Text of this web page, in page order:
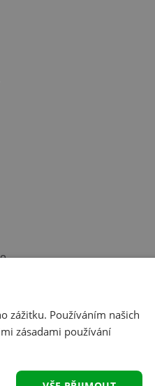
zážitku. Používáním našich
zásadami používání